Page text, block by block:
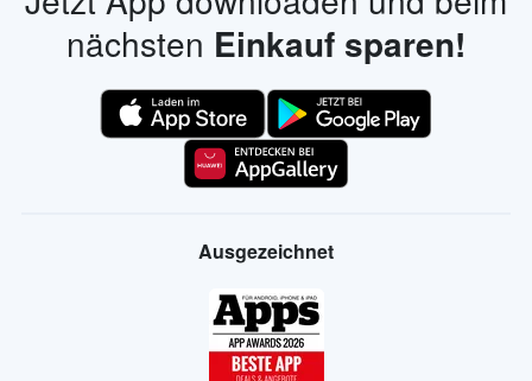
nächsten Einkauf sparen!
Ausgezeichnet